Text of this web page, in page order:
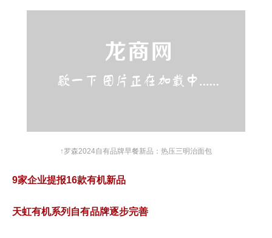
↑罗森2024自有品牌早餐新品：热压三明治面包
9家企业提报16款有机新品
天虹有机系列自有品牌逐步完善